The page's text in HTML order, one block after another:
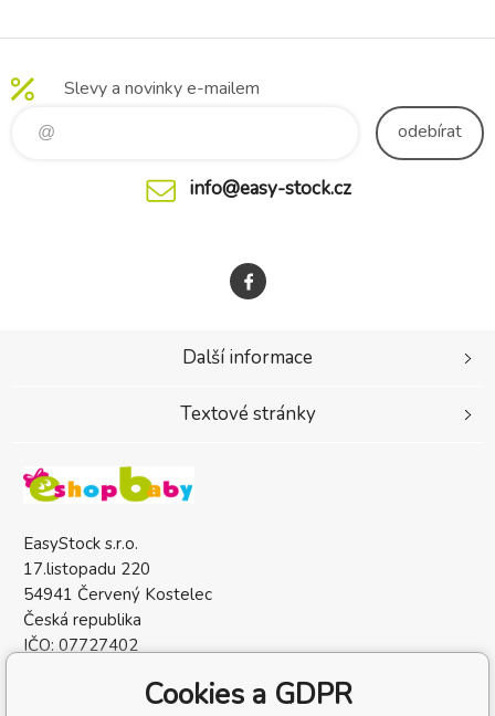
Slevy a novinky e-mailem
odebírat
info@easy-stock.cz
EasyStock s.r.o.
17.listopadu 220
54941 Červený Kostelec
Česká republika
IČO: 07727402
Další informace
Textové stránky
Cookies a GDPR